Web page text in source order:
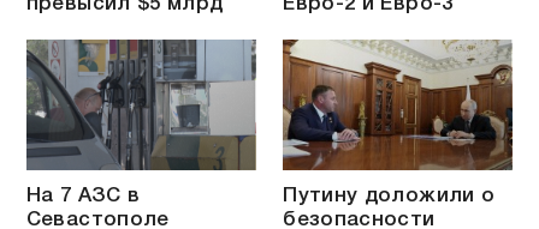
превысил $5 млрд Евро-2 и Евро-3
На 7 АЗС в
Севастополе
Путину доложили о
безопасности